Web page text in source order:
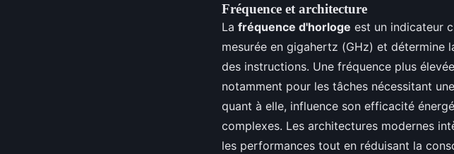
Fréquence et architecture
La fréquence d'horloge est un indicateur
mesurée en gigahertz (GHz) et détermine
des instructions. Une fréquence plus
notamment pour les tâches nécessitant
quant à elle, influence son efficacité
complexes. Les architectures modernes
les performances tout en réduisant la